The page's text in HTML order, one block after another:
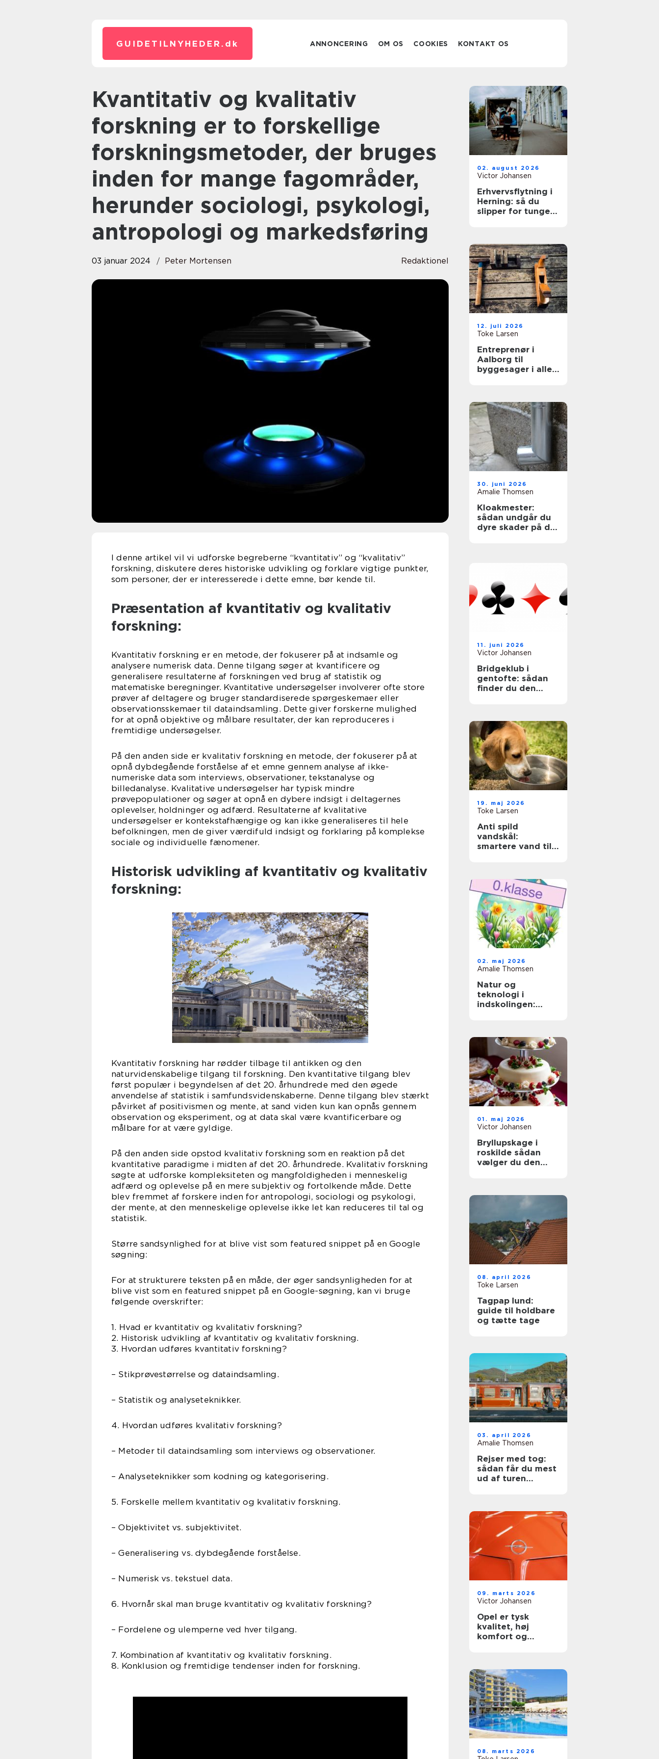
GUIDETILNYHEDER. dk ANNONCERING OM OS COOKIES KONTAKT OS
Kvantitativ og kvalitativ
forskning er to forskellige
forskningsmetoder, der bruges
inden for mange fagområder,
herunder sociologi, psykologi,
antropologi og markedsføring
03 januar 2024 Peter Mortensen Redaktionel
I denne artikel vil vi udforske begreberne “kvantitativ” og “kvalitativ”
forskning, diskutere deres historiske udvikling og forklare vigtige punkter,
som personer, der er interesserede i dette emne, bør kende til.
Præsentation af kvantitativ og kvalitativ
forskning:
Kvantitativ forskning er en metode, der fokuserer på at indsamle og
analysere numerisk data. Denne tilgang søger at kvantificere og
generalisere resultaterne af forskningen ved brug af statistik og
matematiske beregninger. Kvantitative undersøgelser involverer ofte store
prøver af deltagere og bruger standardiserede spørgeskemaer eller
observationsskemaer til dataindsamling. Dette giver forskerne mulighed
for at opnå objektive og målbare resultater, der kan reproduceres i
fremtidige undersøgelser.
På den anden side er kvalitativ forskning en metode, der fokuserer på at
opnå dybdegående forståelse af et emne gennem analyse af ikke-
numeriske data som interviews, observationer, tekstanalyse og
billedanalyse. Kvalitative undersøgelser har typisk mindre
prøvepopulationer og søger at opnå en dybere indsigt i deltagernes
oplevelser, holdninger og adfærd. Resultaterne af kvalitative
undersøgelser er kontekstafhængige og kan ikke generaliseres til hele
befolkningen, men de giver værdifuld indsigt og forklaring på komplekse
sociale og individuelle fænomener.
Historisk udvikling af kvantitativ og kvalitativ
forskning:
Kvantitativ forskning har rødder tilbage til antikken og den
naturvidenskabelige tilgang til forskning. Den kvantitative tilgang blev
først populær i begyndelsen af det 20. århundrede med den øgede
anvendelse af statistik i samfundsvidenskaberne. Denne tilgang blev stærkt
påvirket af positivismen og mente, at sand viden kun kan opnås gennem
observation og eksperiment, og at data skal være kvantificerbare og
målbare for at være gyldige.
På den anden side opstod kvalitativ forskning som en reaktion på det
kvantitative paradigme i midten af det 20. århundrede. Kvalitativ forskning
søgte at udforske kompleksiteten og mangfoldigheden i menneskelig
adfærd og oplevelse på en mere subjektiv og fortolkende måde. Dette
blev fremmet af forskere inden for antropologi, sociologi og psykologi,
der mente, at den menneskelige oplevelse ikke let kan reduceres til tal og
statistik.
Større sandsynlighed for at blive vist som featured snippet på en Google
søgning:
For at strukturere teksten på en måde, der øger sandsynligheden for at
blive vist som en featured snippet på en Google-søgning, kan vi bruge
følgende overskrifter:
1. Hvad er kvantitativ og kvalitativ forskning?
2. Historisk udvikling af kvantitativ og kvalitativ forskning.
3. Hvordan udføres kvantitativ forskning?
– Stikprøvestørrelse og dataindsamling.
– Statistik og analyseteknikker.
4. Hvordan udføres kvalitativ forskning?
– Metoder til dataindsamling som interviews og observationer.
– Analyseteknikker som kodning og kategorisering.
5. Forskelle mellem kvantitativ og kvalitativ forskning.
– Objektivitet vs. subjektivitet.
– Generalisering vs. dybdegående forståelse.
– Numerisk vs. tekstuel data.
6. Hvornår skal man bruge kvantitativ og kvalitativ forskning?
– Fordelene og ulemperne ved hver tilgang.
7. Kombination af kvantitativ og kvalitativ forskning.
8. Konklusion og fremtidige tendenser inden for forskning.
02. august 2026
Victor Johansen
Erhvervsflytning i
Herning: så du
slipper for tunge
12. juli 2026
Toke Larsen
Entreprenør i
Aalborg til
byggesager i alle
30. juni 2026
Amalie Thomsen
Kloakmester:
sådan undgår du
dyre skader på din
11. juni 2026
Victor Johansen
Bridgeklub i
gentofte: sådan
finder du den
19. maj 2026
Toke Larsen
Anti spild
vandskål:
smartere vand til
02. maj 2026
Amalie Thomsen
Natur og
teknologi i
indskolingen:
01. maj 2026
Victor Johansen
Bryllupskage i
roskilde sådan
vælger du den
08. april 2026
Toke Larsen
Tagpap lund:
guide til holdbare
og tætte tage
03. april 2026
Amalie Thomsen
Rejser med tog:
sådan får du mest
ud af turen
09. marts 2026
Victor Johansen
Opel er tysk
kvalitet, høj
komfort og
08. marts 2026